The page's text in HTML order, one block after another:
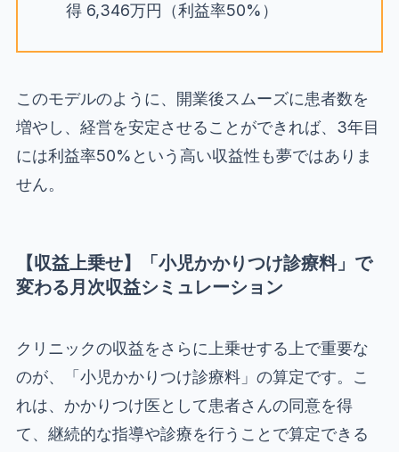
得 6,346万円（利益率50%）
このモデルのように、開業後スムーズに患者数を
増やし、経営を安定させることができれば、3年目
には利益率50%という高い収益性も夢ではありま
せん。
【収益上乗せ】「小児かかりつけ診療料」で
変わる月次収益シミュレーション
クリニックの収益をさらに上乗せする上で重要な
のが、「小児かかりつけ診療料」の算定です。こ
れは、かかりつけ医として患者さんの同意を得
て、継続的な指導や診療を行うことで算定できる